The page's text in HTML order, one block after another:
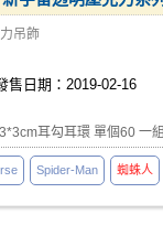
吊飾
售日期：2019-02-16
耳勾耳環 單個60 一
Spider-Man 蜘蛛人